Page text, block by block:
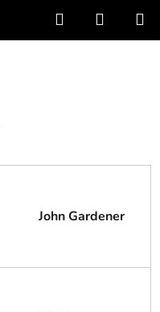
Hľadať
KOŠÍK
John Gardener